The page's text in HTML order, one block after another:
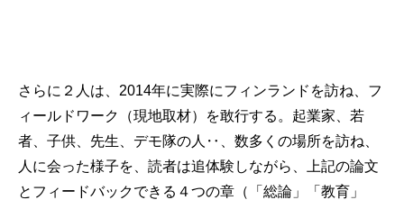
さらに２人は、2014年に実際にフィンランドを訪ね、フ
ィールドワーク（現地取材）を敢行する。起業家、若
者、子供、先生、デモ隊の人‥、数多くの場所を訪ね、
人に会った様子を、読者は追体験しながら、上記の論文
とフィードバックできる４つの章（「総論」「教育」